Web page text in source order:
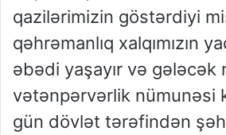
qazilərimizin göstərdiyi
qəhrəmanlıq xalqımızın
əbədi yaşayır və gələcək
vətənpərvərlik nümunəsi
gün dövlət tərəfindən